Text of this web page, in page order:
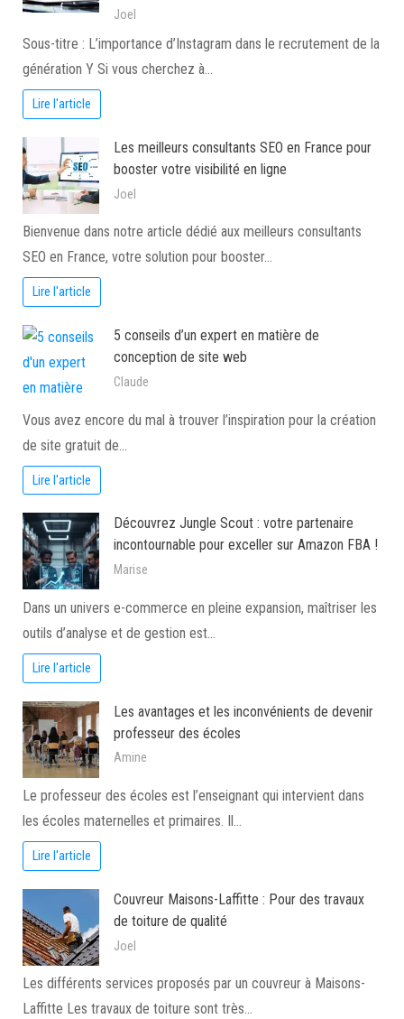
Joel
Sous-titre : L’importance d’Instagram dans le recrutement de la
génération Y Si vous cherchez à…
Lire l'article
Les meilleurs consultants SEO en France pour
booster votre visibilité en ligne
Joel
Bienvenue dans notre article dédié aux meilleurs consultants
SEO en France, votre solution pour booster…
Lire l'article
5 conseils d’un expert en matière de
conception de site web
Claude
Vous avez encore du mal à trouver l’inspiration pour la création
de site gratuit de…
Lire l'article
Découvrez Jungle Scout : votre partenaire
incontournable pour exceller sur Amazon FBA !
Marise
Dans un univers e-commerce en pleine expansion, maîtriser les
outils d’analyse et de gestion est…
Lire l'article
Les avantages et les inconvénients de devenir
professeur des écoles
Amine
Le professeur des écoles est l’enseignant qui intervient dans
les écoles maternelles et primaires. Il…
Lire l'article
Couvreur Maisons-Laffitte : Pour des travaux
de toiture de qualité
Joel
Les différents services proposés par un couvreur à Maisons-
Laffitte Les travaux de toiture sont très…